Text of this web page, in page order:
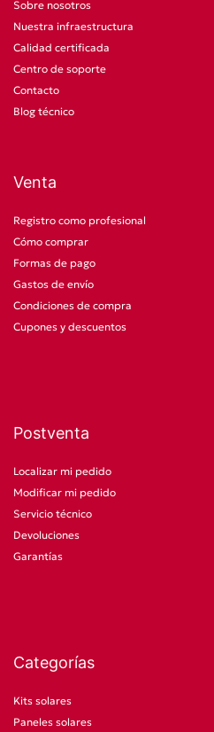
Sobre nosotros
Nuestra infraestructura
Calidad certificada
Centro de soporte
Contacto
Blog técnico
Venta
Registro como profesional
Cómo comprar
Formas de pago
Gastos de envío
Condiciones de compra
Cupones y descuentos
Postventa
Localizar mi pedido
Modificar mi pedido
Servicio técnico
Devoluciones
Garantías
Categorías
Kits solares
Paneles solares